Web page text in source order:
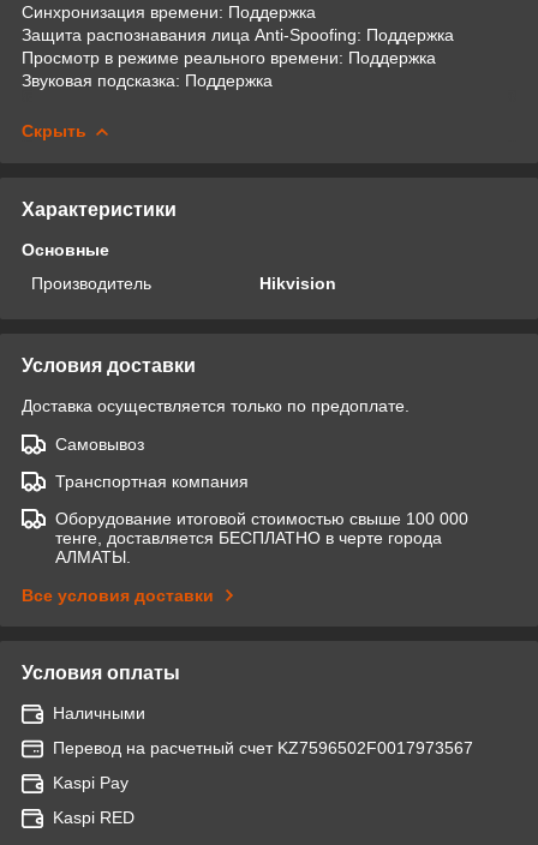
Синхронизация времени: Поддержка
Защита распознавания лица Anti-Spoofing: Поддержка
Просмотр в режиме реального времени: Поддержка
Звуковая подсказка: Поддержка
Скрыть
Характеристики
Основные
Производитель
Hikvision
Условия доставки
Доставка осуществляется только по предоплате.
Самовывоз
Транспортная компания
Оборудование итоговой стоимостью свыше 100 000
тенге, доставляется БЕСПЛАТНО в черте города
АЛМАТЫ.
Все условия доставки
Условия оплаты
Наличными
Перевод на расчетный счет KZ7596502F0017973567
Kaspi Pay
Kaspi RED